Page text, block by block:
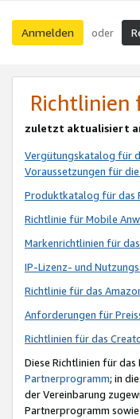
Anmelden oder
Richtlinien
zuletzt aktualisiert
Vergütungskatalog für
Voraussetzungen für
Produktkatalog für das
Richtlinie für Mobile
Markenrichtlinien für
IP-Lizenz- und
Richtlinie für das
Anforderungen für
Richtlinien für das
Diese Richtlinien für
Partnerprogramm; in
der Vereinbarung
Partnerprogramm